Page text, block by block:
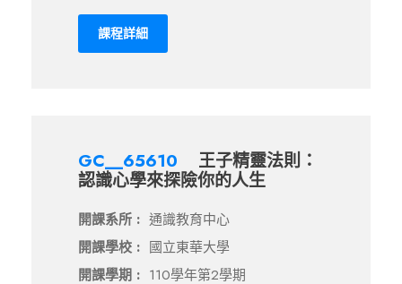
課程詳細
GC__65610
王子精靈法則：
認識心學來探險你的人生
開課系所 : 通識教育中心
開課學校 : 國立東華大學
開課學期 : 110學年第2學期